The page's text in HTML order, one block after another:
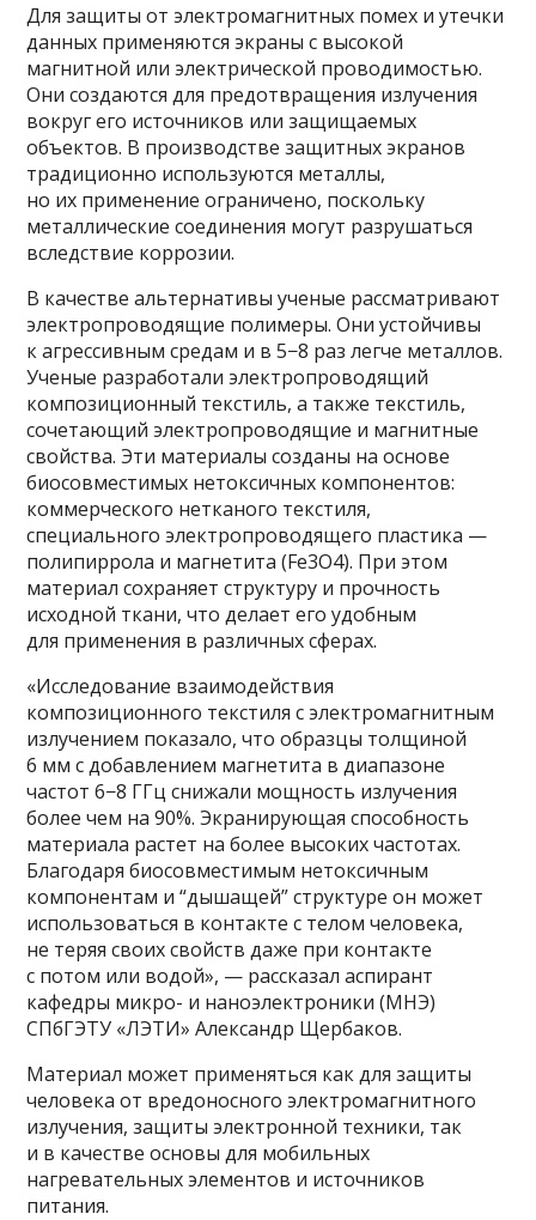
Для защиты от электромагнитных помех и утечки
данных применяются экраны с высокой
магнитной или электрической проводимостью.
Они создаются для предотвращения излучения
вокруг его источников или защищаемых
объектов. В производстве защитных экранов
традиционно используются металлы,
но их применение ограничено, поскольку
металлические соединения могут разрушаться
вследствие коррозии.
В качестве альтернативы ученые рассматривают
электропроводящие полимеры. Они устойчивы
к агрессивным средам и в 5−8 раз легче металлов.
Ученые разработали электропроводящий
композиционный текстиль, а также текстиль,
сочетающий электропроводящие и магнитные
свойства. Эти материалы созданы на основе
биосовместимых нетоксичных компонентов:
коммерческого нетканого текстиля,
специального электропроводящего пластика —
полипиррола и магнетита (Fe3O4). При этом
материал сохраняет структуру и прочность
исходной ткани, что делает его удобным
для применения в различных сферах.
«Исследование взаимодействия
композиционного текстиля с электромагнитным
излучением показало, что образцы толщиной
6 мм с добавлением магнетита в диапазоне
частот 6−8 ГГц снижали мощность излучения
более чем на 90%. Экранирующая способность
материала растет на более высоких частотах.
Благодаря биосовместимым нетоксичным
компонентам и “дышащей” структуре он может
использоваться в контакте с телом человека,
не теряя своих свойств даже при контакте
с потом или водой», — рассказал аспирант
кафедры микро- и наноэлектроники (МНЭ)
СПбГЭТУ «ЛЭТИ» Александр Щербаков.
Материал может применяться как для защиты
человека от вредоносного электромагнитного
излучения, защиты электронной техники, так
и в качестве основы для мобильных
нагревательных элементов и источников
питания.